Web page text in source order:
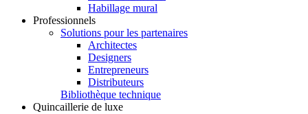
Habillage mural
Professionnels
Solutions pour les partenaires
Architectes
Designers
Entrepreneurs
Distributeurs
Bibliothèque technique
Quincaillerie de luxe